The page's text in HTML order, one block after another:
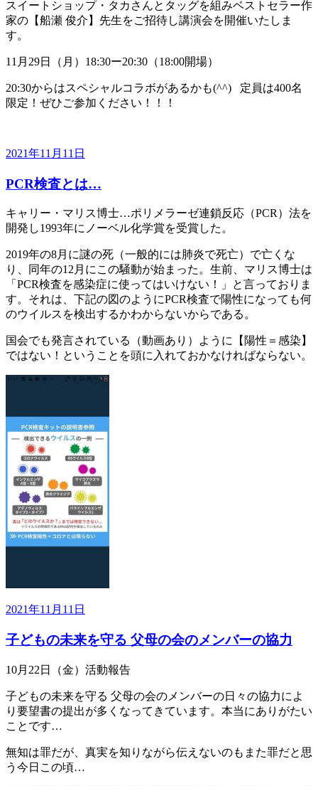
スイートショップ・タカさんとタッグを組みベストセラー作
家の【船瀬 俊介】先生をご招待し講演会を開催いたしま
す。
11月29日（月）18:30ー20:30（18:00開場）
20:30からはスペシャルコラボがあるかも(^^) 定員は400名
限定！ぜひご参加ください！！！
投
日:
2021年11月11日
PCR検査とは…
キャリー・マリス博士…ポリメラーゼ連鎖反応（PCR）法を
開発し1993年にノーベル化学賞を受賞した。
2019年の8月に謎の死（一般的には肺炎で死亡）で亡くな
り、同年の12月にこの騒動が始まった。生前、マリス博士は
「PCR検査を感染症に使ってはいけない！」と言っておりま
す。それは、下記の図のようにPCR検査で陽性になっても何
のウイルスを検出するかわからないからである。
国会でも発言されている（動画あり）ように【陽性＝感染】
ではない！ということを頭に入れておかなければならない。
投
日:
2021年11月11日
子どもの未来を守る 父母の会のメンバーの協力
10月22日（金）活動報告
子どもの未来を守る 父母の会のメンバーの日々の協力によ
り要望書の提出が多くなってきています。本当にありがたい
ことです…
無知は罪だが、真実を知りながら伝えないのもまた罪だと思
う今日この頃…